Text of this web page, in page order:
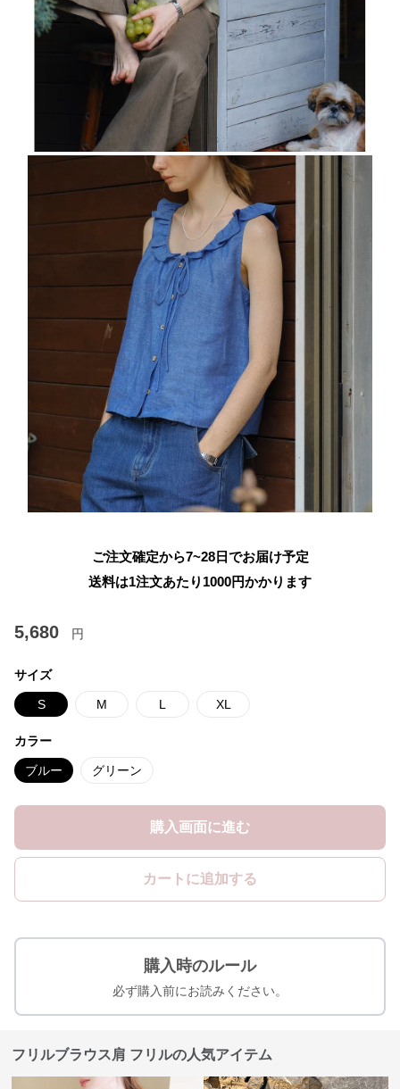
ご注文確定から7~28日でお届け予定
送料は1注文あたり 1000円かかります
5,680 円
サイズ
S M L XL
カラー
ブルー グリーン
購入画面に進む
カートに追加する
購入時のルール
必ず購入前にお読みください。
フリルブラウス肩 フリルの人気アイテム